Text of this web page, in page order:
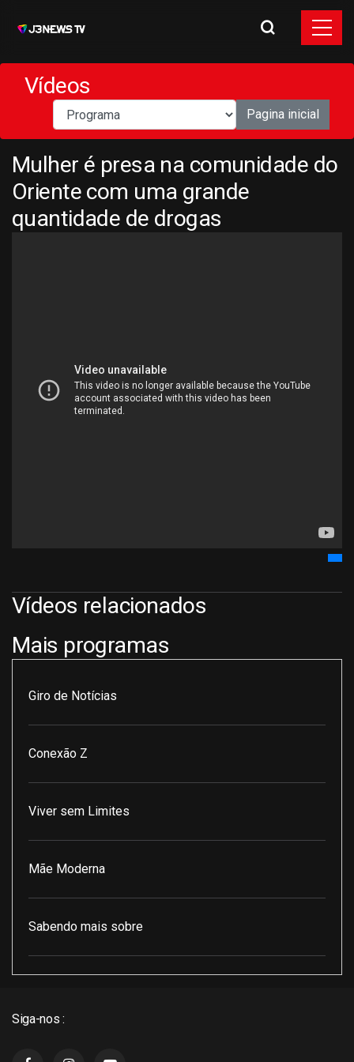
Vídeos
Pagina inicial
Mulher é presa na comunidade do
Oriente com uma grande
quantidade de drogas
Vídeos relacionados
Mais programas
Giro de Notícias
Conexão Z
Viver sem Limites
Mãe Moderna
Sabendo mais sobre
Siga-nos :